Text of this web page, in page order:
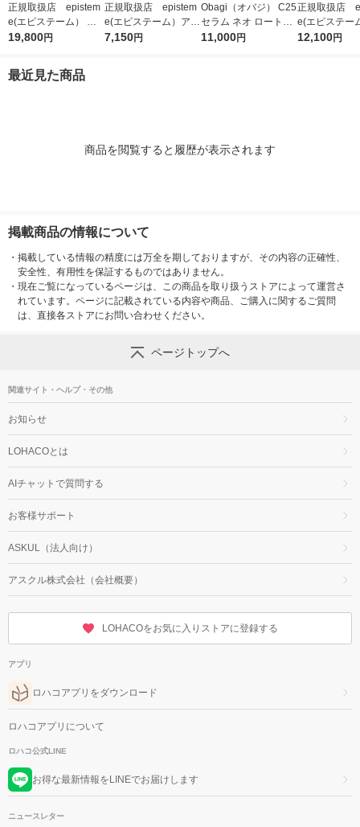
正規取扱店 epistem
e(エピステーム） ス
テムサイエンスアイ 1
19,800円
正規取扱店 epistem
e(エピステーム）アイ
パーフェクトショット
7,150円
Obagi（オバジ） C25
セラム ネオ ロート製
薬
11,000円
正規取扱店
e(エピステー
パーフェクト
12,100円
最近見た商品
商品を閲覧すると履歴が表示されます
掲載商品の情報について
・ 掲載している情報の精度には万全を期しておりますが、その内容の正確性、
安全性、有用性を保証するものではありません。
・ 現在ご覧になっているページは、この商品を取り扱うストアによって運営さ
れています。ページに記載されている内容や商品、ご購入に関するご質問
は、直接各ストアにお問い合わせください。
ページトップへ
関連サイト・ヘルプ・その他
お知らせ
LOHACOとは
AIチャットで質問する
お客様サポート
ASKUL（法人向け）
アスクル株式会社（会社概要）
LOHACOをお気に入りストアに登録する
アプリ
ロハコアプリをダウンロード
ロハコアプリについて
ロハコ公式LINE
お得な最新情報をLINEでお届けします
ニュースレター